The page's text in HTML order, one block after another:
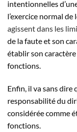
intentionnelles
l’exercice normal
agissent dans les
de la faute et son
établir son
fonctions.
Enfin, il va sans dire
responsabilité du
considérée comme
fonctions.